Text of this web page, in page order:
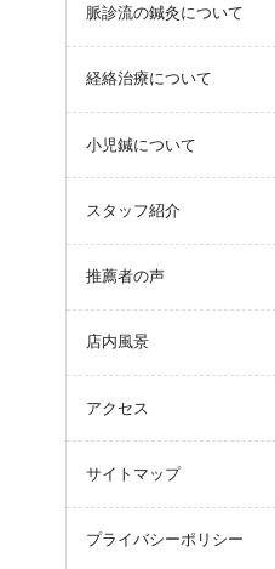
脈診流の鍼灸について
経絡治療について
小児鍼について
スタッフ紹介
推薦者の声
店内風景
アクセス
サイトマップ
プライバシーポリシー